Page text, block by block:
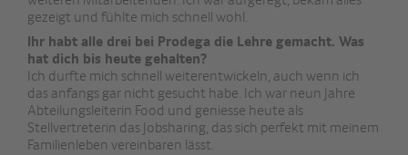
gezeigt und fühlte mich schnell wohl.
Ihr habt alle drei bei Prodega die Lehre gemacht. Was
hat dich bis heute gehalten?
Ich durfte mich schnell weiterentwickeln, auch wenn ich
das anfangs gar nicht gesucht habe. Ich war neun Jahre
Abteilungsleiterin Food und geniesse heute als
Stellvertreterin das Jobsharing, das sich perfekt mit meinem
Familienleben vereinbaren lässt.